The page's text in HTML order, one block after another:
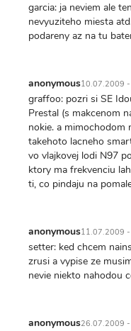
garcia: ja neviem ale
nevyuziteho miesta
podareny az na tu
anonymous10.07.2009
graffoo: pozri si SE
Prestal (s makcenom
nokie. a mimochodom
takehoto lacneho
vo vlajkovej lodi N97
ktory ma frekvenciu
ti, co pindaju na
anonymous11.07.2009
setter: ked chcem
zrusi a vypise ze
nevie niekto nahodou
anonymous26.07.2009